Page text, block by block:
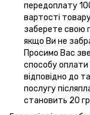
передоплату
вартості
заберете свою
якщо Ви не
Просимо Вас
способу оплати
відповідно до
послугу
становить 20